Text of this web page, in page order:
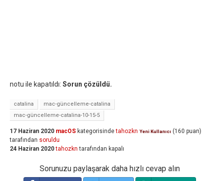
notu ile kapatıldı: Sorun çözüldü.
catalina
mac-güncelleme-catalina
mac-güncelleme-catalina-10-15-5
17 Haziran 2020 macOS kategorisinde tahozkn Yeni Kullanıcı (160 puan)
tarafından soruldu
24 Haziran 2020 tahozkn tarafından kapalı
Sorunuzu paylaşarak daha hızlı cevap alın